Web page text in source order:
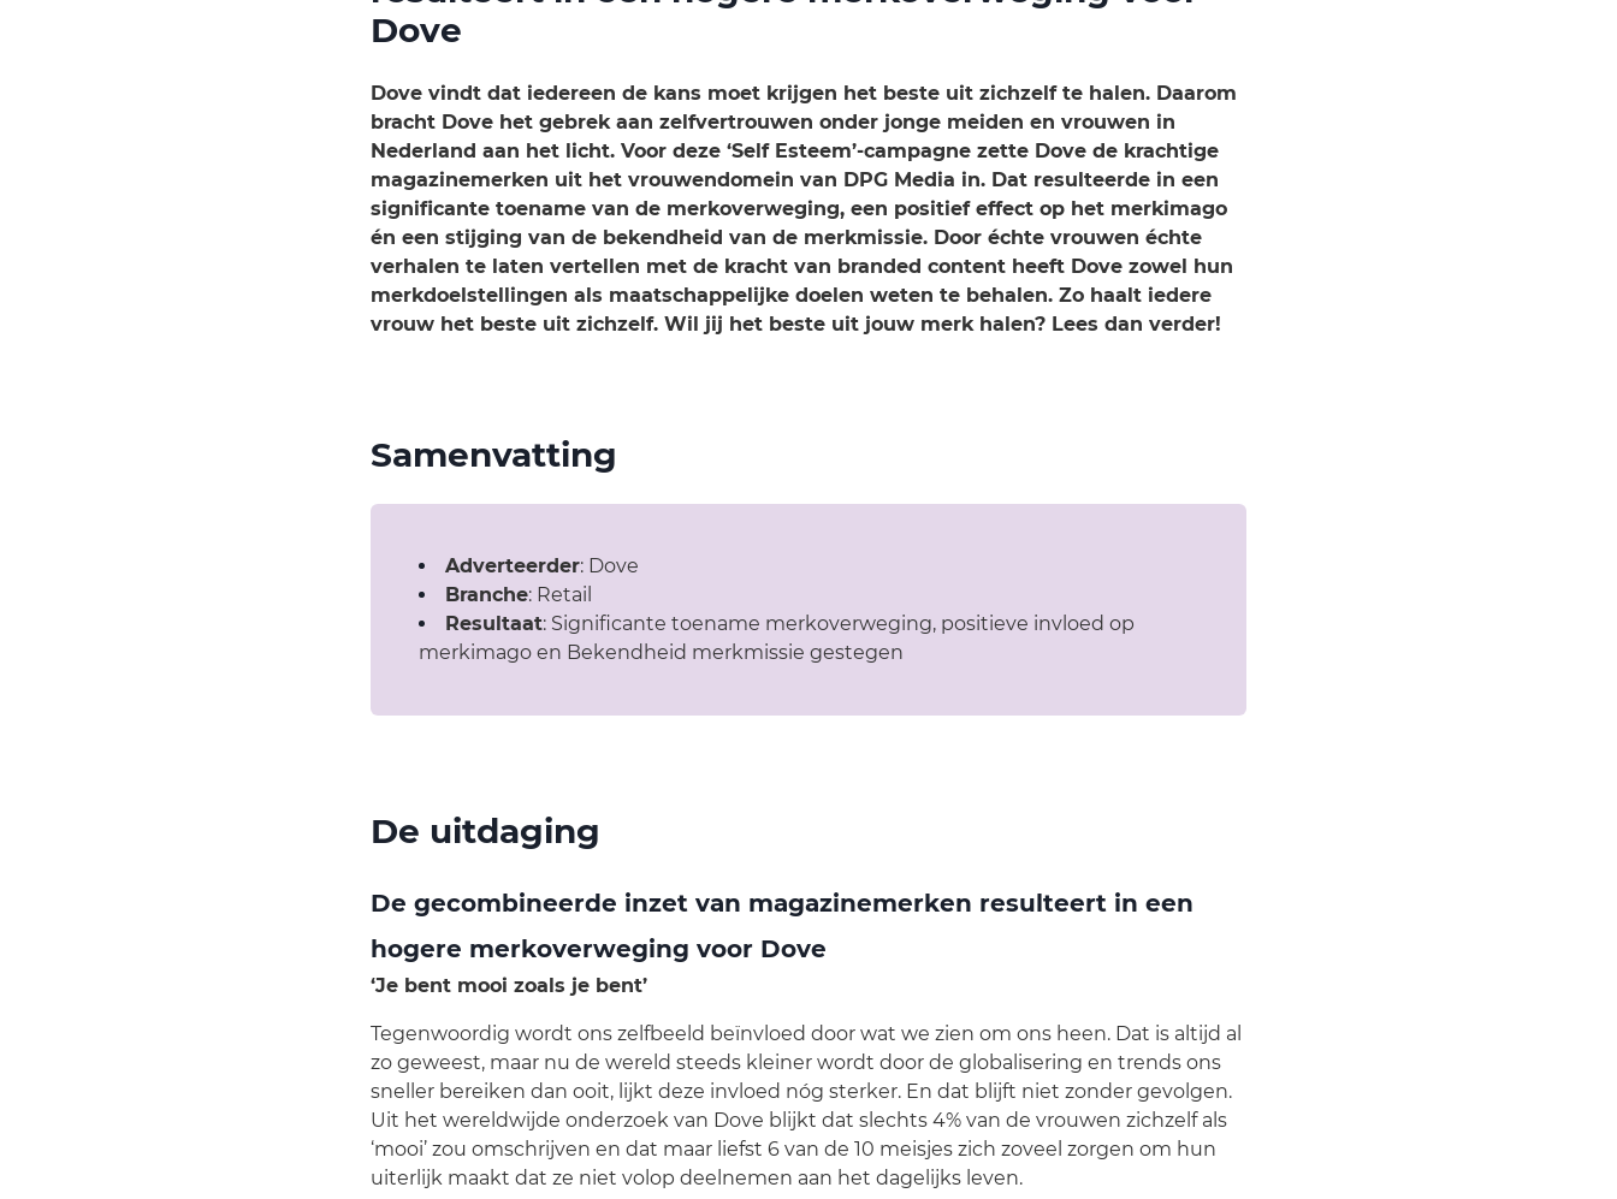
Dove
Dove vindt dat iedereen de kans moet krijgen het beste uit zichzelf te halen. Daarom
bracht Dove het gebrek aan zelfvertrouwen onder jonge meiden en vrouwen in
Nederland aan het licht. Voor deze ‘Self Esteem’-campagne zette Dove de krachtige
magazinemerken uit het vrouwendomein van DPG Media in. Dat resulteerde in een
significante toename van de merkoverweging, een positief effect op het merkimago
én een stijging van de bekendheid van de merkmissie. Door échte vrouwen échte
verhalen te laten vertellen met de kracht van branded content heeft Dove zowel hun
merkdoelstellingen als maatschappelijke doelen weten te behalen. Zo haalt iedere
vrouw het beste uit zichzelf. Wil jij het beste uit jouw merk halen? Lees dan verder!
Samenvatting
Adverteerder: Dove
Branche: Retail
Resultaat: Significante toename merkoverweging, positieve invloed op
merkimago en Bekendheid merkmissie gestegen
De uitdaging
De gecombineerde inzet van magazinemerken resulteert in een
hogere merkoverweging voor Dove
‘Je bent mooi zoals je bent’
Tegenwoordig wordt ons zelfbeeld beïnvloed door wat we zien om ons heen. Dat is altijd al
zo geweest, maar nu de wereld steeds kleiner wordt door de globalisering en trends ons
sneller bereiken dan ooit, lijkt deze invloed nóg sterker. En dat blijft niet zonder gevolgen.
Uit het wereldwijde onderzoek van Dove blijkt dat slechts 4% van de vrouwen zichzelf als
‘mooi’ zou omschrijven en dat maar liefst 6 van de 10 meisjes zich zoveel zorgen om hun
uiterlijk maakt dat ze niet volop deelnemen aan het dagelijks leven.